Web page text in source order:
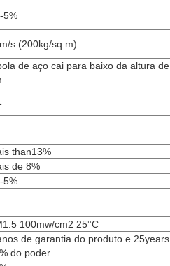
5%
s (200kg/sq.m)
de aço cai para baixo da altura de
than13%
de 8%
5%
100mw/cm2 25°C
de garantia do produto e 25years
do poder